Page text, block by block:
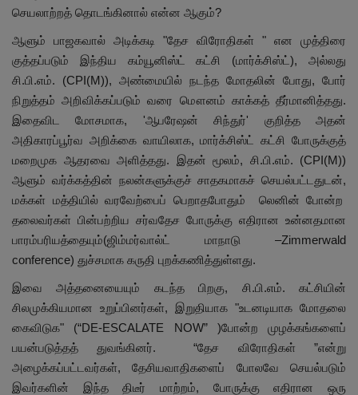
செயலாற்றத் தொடங்கினால் என்ன ஆகும்?
ஆளும் பாஜகவால் அடிக்கடி "தேச விரோதிகள் " என முத்திரை
குத்தப்படும் இந்திய கம்யூனிஸ்ட் கட்சி (மார்க்சிஸ்ட்), அல்லது
சி.பி.எம். (CPI(M)), அண்மையில் நடந்த மோதலின் போது, போர்
நிறுத்தம் அறிவிக்கப்படும் வரை மௌனம் காக்கத் தீர்மானித்தது.
இதைவிட மோசமாக, 'ஆபரேஷன் சிந்துர்' குறித்த அதன்
அதிகாரப்பூர்வ அறிக்கை வாயிலாக, மார்க்சிஸ்ட் கட்சி போருக்குத்
மறைமுக ஆதரவை அளித்தது. இதன் மூலம், சி.பி.எம். (CPI(M))
ஆளும் வர்க்கத்தின் நலன்களுக்குச் சாதகமாகச் செயல்பட்டதுடன்,
மக்கள் மத்தியில் வரவேற்பைப் பெறாதபோதும் லெனின் போன்ற
தலைவர்கள் பின்பற்றிய சர்வதேச போருக்கு எதிரான உன்னதமான
பாரம்பரியத்தையும்(ஜிம்மர்வால்ட் மாநாடு –Zimmerwald
conference) துச்சமாக கருதி புறக்கணித்துள்ளது.
இவை அத்தனையையும் கடந்த பிறகு, சி.பி.எம். கட்சியின்
சிலமுக்கியமான உறுப்பினர்கள், இறுதியாக "உடனடியாக மோதலை
கைவிடுக" (“DE-ESCALATE NOW” )போன்ற முழக்கங்களைப்
பயன்படுத்தத் துவங்கினர். “தேச விரோதிகள் ”என்று
அழைக்கப்பட்டவர்கள், தேசியவாதிகளைப் போலவே செயல்படும்
இவர்களின் இந்த திடீர் மாற்றம், போருக்கு எதிரான ஒரு